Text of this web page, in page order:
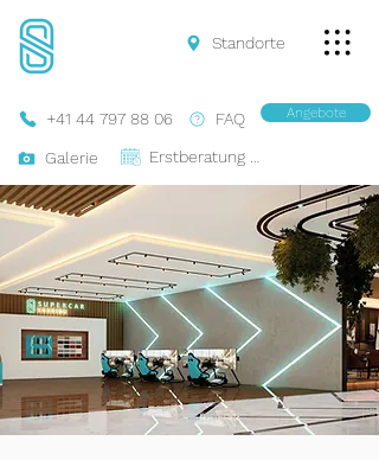
FAQ
+41 44 797 88 06
Galerie
Angebote
Standorte